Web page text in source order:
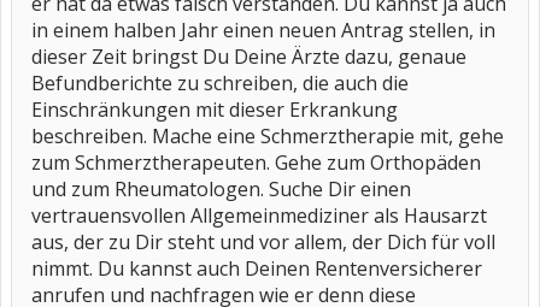
in einem halben Jahr einen neuen Antrag stellen, in
dieser Zeit bringst Du Deine Ärzte dazu, genaue
Befundberichte zu schreiben, die auch die
Einschränkungen mit dieser Erkrankung
beschreiben. Mache eine Schmerztherapie mit, gehe
zum Schmerztherapeuten. Gehe zum Orthopäden
und zum Rheumatologen. Suche Dir einen
vertrauensvollen Allgemeinmediziner als Hausarzt
aus, der zu Dir steht und vor allem, der Dich für voll
nimmt. Du kannst auch Deinen Rentenversicherer
anrufen und nachfragen wie er denn diese